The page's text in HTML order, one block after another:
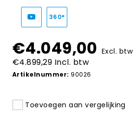
360°
€4.049,00 Excl. btw
€4.899,29 Incl. btw
Artikelnummer: 90026
Toevoegen aan vergelijking